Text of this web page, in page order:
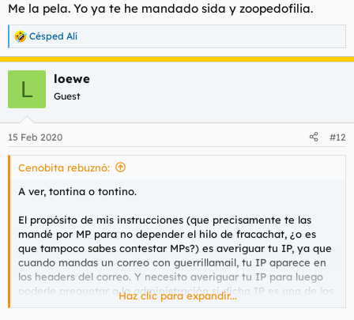
Me la pela. Yo ya te he mandado sida y zoopedofilia.
R
e
a
e
s
Césped Alí
L loewe
Guest
15 Feb 2020 #12
Cenobita rebuznó:
A ver, tontina o tontino.
El propósito de mis instrucciones (que precisamente te las
mandé por MP para no depender el hilo de fracachat, ¿o es
que tampoco sabes contestar MPs?) es averiguar tu IP, ya que
cuando mandas un correo con guerrillamail, tu IP aparece en
los headers del correo. Y necesito averiguar tu IP para luego
poderle preguntar a la administración si dicha IP es una de las
que usas al postear, porque eso es lo que demostraría (más o
Haz clic para expandir...